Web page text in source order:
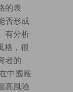
的表
否形成
有分析
格，很
者的
中國嚴
高風險